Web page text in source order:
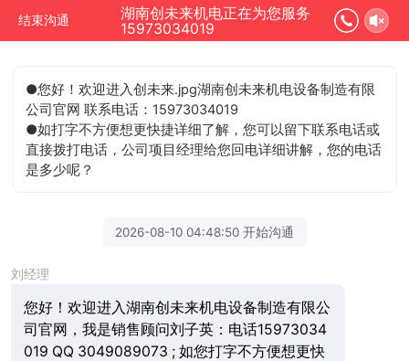
结束沟通
湖南创未来机电正在为您服务
15973034019
●您好！欢迎进入创未来.jpg湖南创未来机电设备制造有限
公司官网 联系电话：15973034019
●如打字不方便想更快捷详细了解，您可以留下联系电话或
直接拨打电话，公司项目经理给您回电详细讲解，您的电话
是多少呢？
2026-08-10 04:48:50 开始沟通
刘经理
您好！欢迎进入湖南创未来机电设备制造有限公
司官网，我是销售顾问刘子英：电话15973034
019 QQ 3049089073 ; 如您打字不方便想更快